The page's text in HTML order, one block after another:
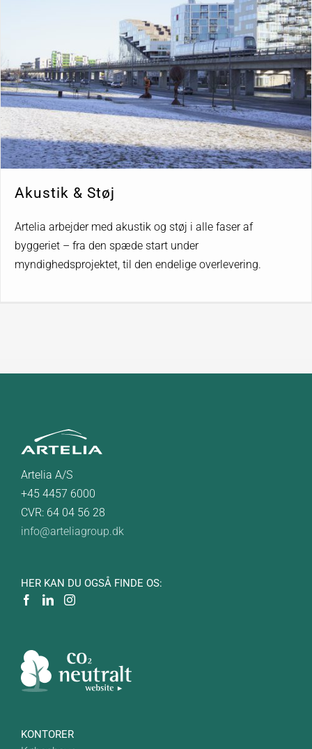
Akustik & Støj
Artelia arbejder med akustik og støj i alle faser af
byggeriet – fra den spæde start under
myndighedsprojektet, til den endelige overlevering.
Artelia A/S
+45 4457 6000
CVR: 64 04 56 28
info@arteliagroup.dk
HER KAN DU OGSÅ FINDE OS:
KONTORER